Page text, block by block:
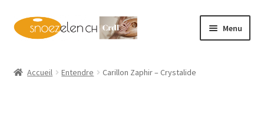
Aller
à
navigation
Aller
au
Menu
Accueil Entendre Carillon Zaphir – Crystalide